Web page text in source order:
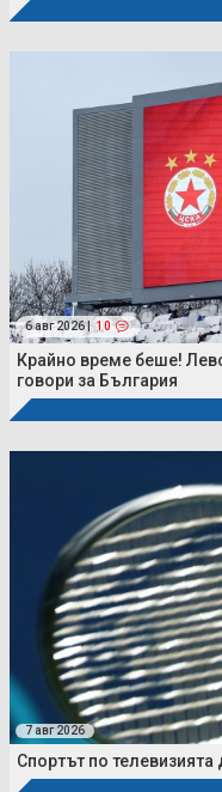
6 авг 2026 | 10
Крайно време беше!
говори за България
7 авг 2026
Спортът по телевизията